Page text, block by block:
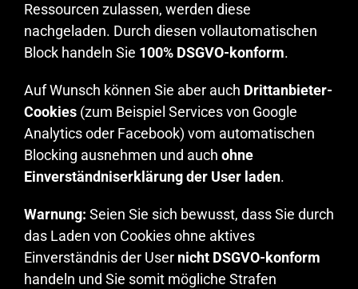
Ressourcen zulassen, werden diese
nachgeladen. Durch diesen vollautomatischen
Block handeln Sie 100% DSGVO-konform.
Auf Wunsch können Sie aber auch Drittanbieter-
Cookies (zum Beispiel Services von Google
Analytics oder Facebook) vom automatischen
Blocking ausnehmen und auch ohne
Einverständniserklärung der User laden.
Warnung: Seien Sie sich bewusst, dass Sie durch
das Laden von Cookies ohne aktives
Einverständnis der User nicht DSGVO-konform
handeln und Sie somit mögliche Strafen